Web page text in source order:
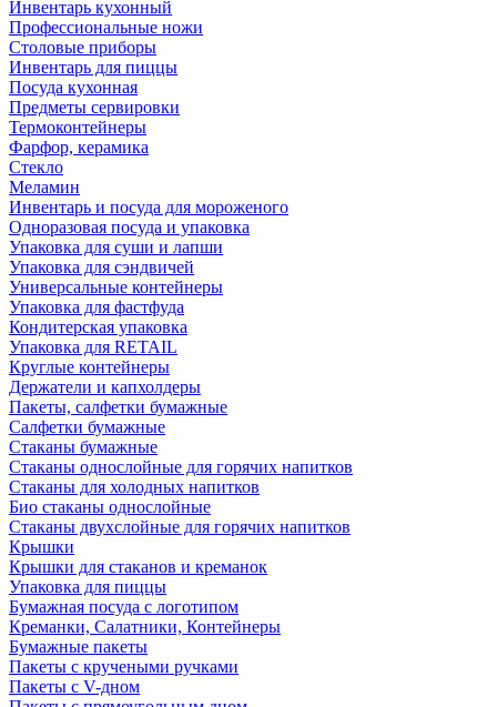
Инвентарь кухонный
Профессиональные ножи
Столовые приборы
Инвентарь для пиццы
Посуда кухонная
Предметы сервировки
Термоконтейнеры
Фарфор, керамика
Стекло
Меламин
Инвентарь и посуда для мороженого
Одноразовая посуда и упаковка
Упаковка для суши и лапши
Упаковка для сэндвичей
Универсальные контейнеры
Упаковка для фастфуда
Кондитерская упаковка
Упаковка для RETAIL
Круглые контейнеры
Держатели и капхолдеры
Пакеты, салфетки бумажные
Салфетки бумажные
Стаканы бумажные
Стаканы однослойные для горячих напитков
Стаканы для холодных напитков
Био стаканы однослойные
Стаканы двухслойные для горячих напитков
Крышки
Крышки для стаканов и креманок
Упаковка для пиццы
Бумажная посуда с логотипом
Креманки, Салатники, Контейнеры
Бумажные пакеты
Пакеты с кручеными ручками
Пакеты с V-дном